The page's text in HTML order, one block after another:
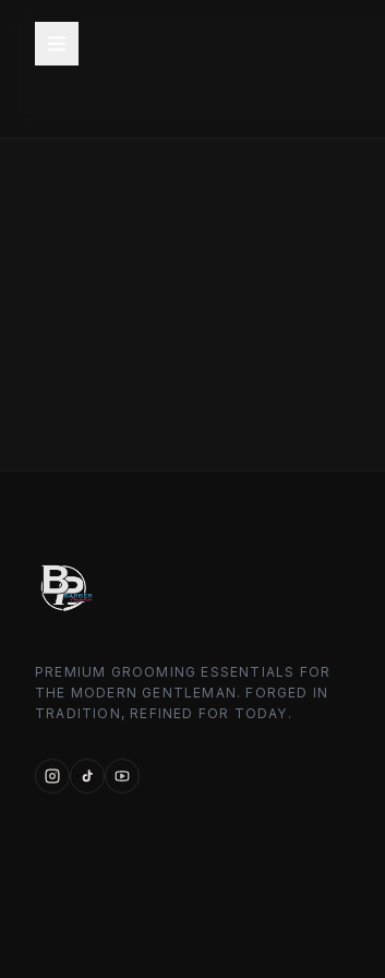
PREMIUM GROOMING ESSENTIALS FOR
THE MODERN GENTLEMAN. FORGED IN
TRADITION, REFINED FOR TODAY.